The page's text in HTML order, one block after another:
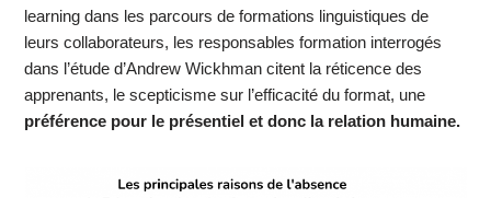
learning dans les parcours de formations linguistiques de
leurs collaborateurs, les responsables formation interrogés
dans l’étude d’Andrew Wickhman citent la réticence des
apprenants, le scepticisme sur l’efficacité du format, une
préférence pour le présentiel et donc la relation humaine.